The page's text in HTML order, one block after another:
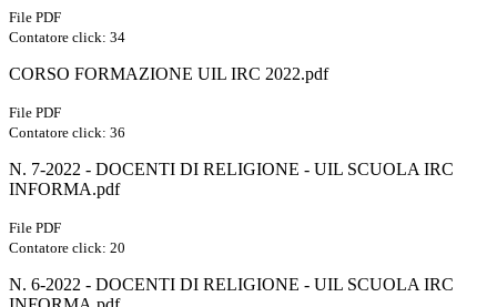
File PDF
Contatore click: 34
CORSO FORMAZIONE UIL IRC 2022.pdf
File PDF
Contatore click: 36
N. 7-2022 - DOCENTI DI RELIGIONE - UIL SCUOLA IRC
INFORMA.pdf
File PDF
Contatore click: 20
N. 6-2022 - DOCENTI DI RELIGIONE - UIL SCUOLA IRC